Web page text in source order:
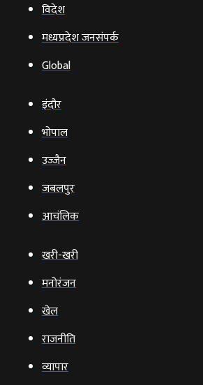
विदेश
मध्यप्रदेश जनसंपर्क
Global
इंदौर
भोपाल
उज्‍जैन
जबलपुर
आचंलिक
खरी-खरी
मनोरंजन
खेल
राजनीति
व्‍यापार